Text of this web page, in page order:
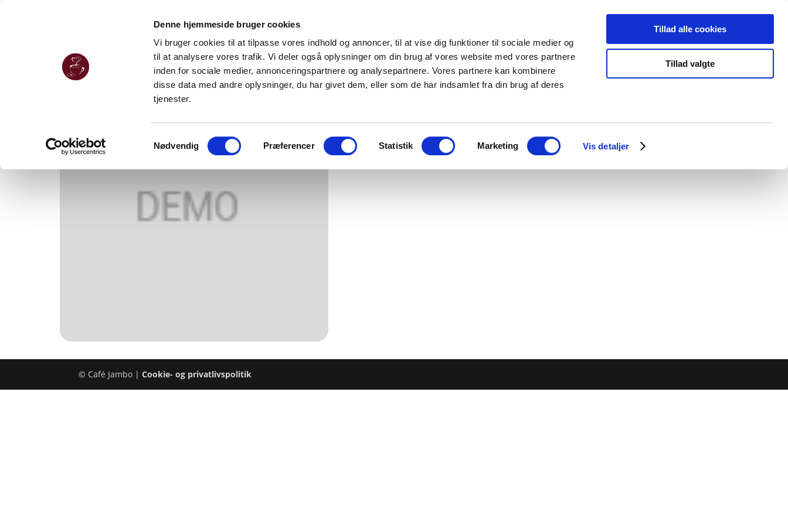
Denne hjemmeside bruger cookies
Vi bruger cookies til at tilpasse vores indhold og annoncer, til at vise dig funktioner til sociale medier og
til at analysere vores trafik. Vi deler også oplysninger om din brug af vores website med vores partnere
inden for sociale medier, annonceringspartnere og analysepartnere. Vores partnere kan kombinere
disse data med andre oplysninger, du har givet dem, eller som de har indsamlet fra din brug af deres
tjenester.
Nødvendig Præferencer Statistik Marketing Vis detaljer
Tillad alle cookies
Tillad valgte
Kontakt
BØRNEPIZZA MAGHERITA
59.00 kr.
Tomat, Ost
Category:Menukort-børneretter
© Café Jambo |Cookie- og privatlivspolitik